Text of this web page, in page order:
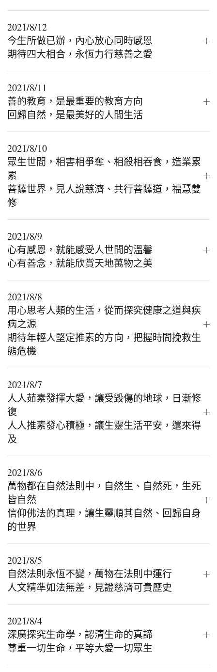
2021/8/12
今生所做已辦，內心放心同時感恩
期待四大相合，永恆力行慈善之愛
2021/8/11
善的教育，是最重要的教育方向
回歸自然，是最美好的人間生活
2021/8/10
眾生世間，相害相爭奪、相殺相吞食，造業累
累
菩薩世界，見人說慈濟、共行菩薩道，福慧雙
修
2021/8/9
心有感恩，就能感受人世間的溫馨
心有善念，就能欣賞天地萬物之美
2021/8/8
用心思考人類的生活，從而探究健康之道與疾
病之源
期待年輕人堅定推素的方向，把握時間挽救生
態危機
2021/8/7
人人茹素發揮大愛，讓受毀傷的地球，日漸修
復
人人推素發心積極，讓生靈生活平安，還來得
及
2021/8/6
萬物都在自然法則中，自然生、自然死，生死
皆自然
信仰佛法的真理，讓生靈順其自然、回歸自身
的世界
2021/8/5
自然法則永恆不變，萬物在法則中運行
人文精準如法無差，見證慈濟可貴歷史
2021/8/4
深廣探究生命學，認清生命的真諦
尊重一切生命，平等大愛一切眾生